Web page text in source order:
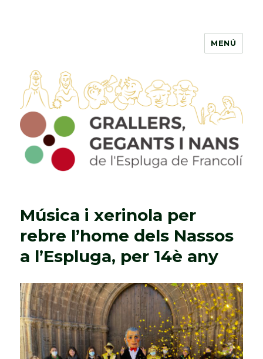
Grallers, Gegants i Nans de
l'Espluga de Francolí
MENÚ
Música i xerinola per
rebre l’home dels Nassos
a l’Espluga, per 14è any